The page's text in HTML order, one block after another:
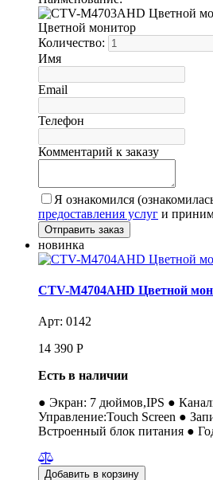
Цветной монитор
Количество:
Имя
Email
Телефон
Комментарий к заказу
Я ознакомился
предоставления услуг и
новинка
CTV-M4704AHD Цветной
Арт: 0142
14 390 Р
Есть в наличии
● Экран: 7 дюймов,IPS ●
Управление:Touch Screen ●
Встроенный блок питания ●